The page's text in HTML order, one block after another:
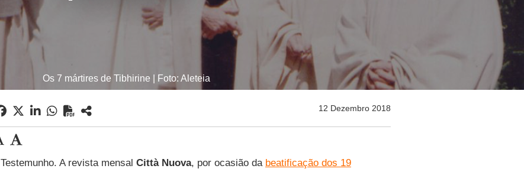
Os 7 mártires de Tibhirine | Foto: Aleteia
12 Dezembro 2018
Testemunho. A revista mensal Città Nuova, por ocasião da beatificação dos 19